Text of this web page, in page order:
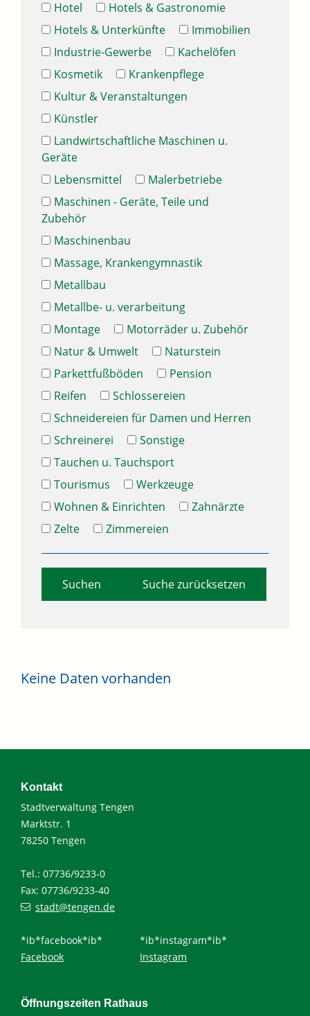
Hotel
Hotels & Gastronomie
Hotels & Unterkünfte
Immobilien
Industrie-Gewerbe
Kachelöfen
Kosmetik
Krankenpflege
Kultur & Veranstaltungen
Künstler
Landwirtschaftliche Maschinen u.
Geräte
Lebensmittel
Malerbetriebe
Maschinen - Geräte, Teile und
Zubehör
Maschinenbau
Massage, Krankengymnastik
Metallbau
Metallbe- u. verarbeitung
Montage
Motorräder u. Zubehör
Natur & Umwelt
Naturstein
Parkettfußböden
Pension
Reifen
Schlossereien
Schneidereien für Damen und Herren
Schreinerei
Sonstige
Tauchen u. Tauchsport
Tourismus
Werkzeuge
Wohnen & Einrichten
Zahnärzte
Zelte
Zimmereien
Suche zurücksetzen
Keine Daten vorhanden
Kontakt
Stadtverwaltung Tengen
Marktstr. 1
78250 Tengen
Tel.: 07736/9233-0
Fax: 07736/9233-40
stadt@tengen.de
*ib*facebook*ib*
Facebook
*ib*instagram*ib*
Instagram
Öffnungszeiten Rathaus